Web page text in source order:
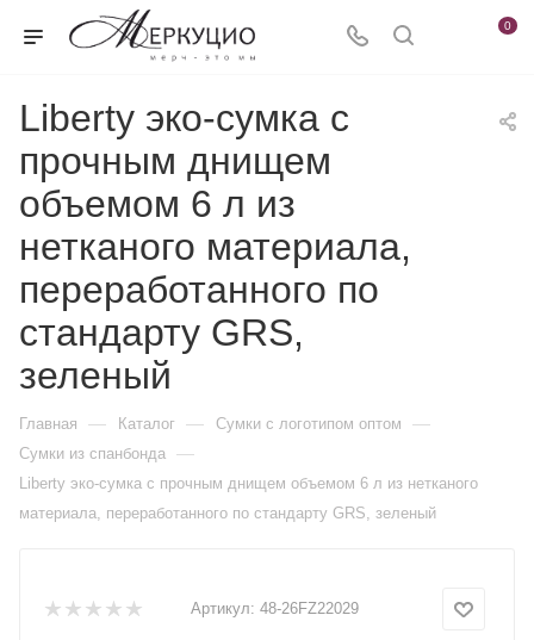
0
Liberty эко-сумка с
прочным днищем
объемом 6 л из
нетканого материала,
переработанного по
стандарту GRS,
зеленый
Главная — Каталог — Сумки с логотипом оптом —
Сумки из спанбонда —
Liberty эко-сумка с прочным днищем объемом 6 л из нетканого
материала, переработанного по стандарту GRS, зеленый
Артикул: 48-26FZ22029